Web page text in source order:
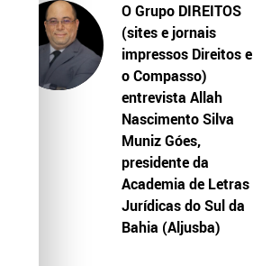
O Grupo DIREITOS
(sites e jornais
impressos Direitos e
o Compasso)
entrevista Allah
Nascimento Silva
Muniz Góes,
presidente da
Academia de Letras
Jurídicas do Sul da
Bahia (Aljusba)